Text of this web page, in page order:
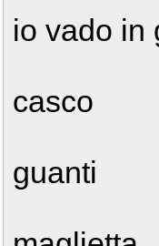
io vado in
casco
guanti